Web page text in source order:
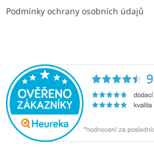
Podmínky ochrany osobních údajů